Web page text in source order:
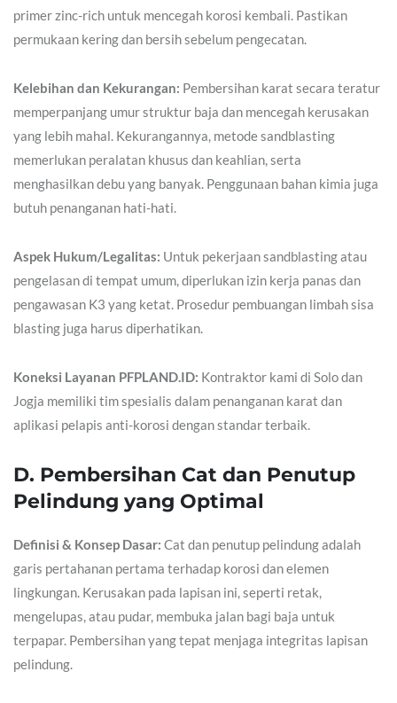
primer zinc-rich untuk mencegah korosi kembali. Pastikan
permukaan kering dan bersih sebelum pengecatan.
Kelebihan dan Kekurangan: Pembersihan karat secara teratur
memperpanjang umur struktur baja dan mencegah kerusakan
yang lebih mahal. Kekurangannya, metode sandblasting
memerlukan peralatan khusus dan keahlian, serta
menghasilkan debu yang banyak. Penggunaan bahan kimia juga
butuh penanganan hati-hati.
Aspek Hukum/Legalitas: Untuk pekerjaan sandblasting atau
pengelasan di tempat umum, diperlukan izin kerja panas dan
pengawasan K3 yang ketat. Prosedur pembuangan limbah sisa
blasting juga harus diperhatikan.
Koneksi Layanan PFPLAND.ID: Kontraktor kami di Solo dan
Jogja memiliki tim spesialis dalam penanganan karat dan
aplikasi pelapis anti-korosi dengan standar terbaik.
D. Pembersihan Cat dan Penutup
Pelindung yang Optimal
Definisi & Konsep Dasar: Cat dan penutup pelindung adalah
garis pertahanan pertama terhadap korosi dan elemen
lingkungan. Kerusakan pada lapisan ini, seperti retak,
mengelupas, atau pudar, membuka jalan bagi baja untuk
terpapar. Pembersihan yang tepat menjaga integritas lapisan
pelindung.